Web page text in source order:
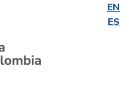
EN
ES